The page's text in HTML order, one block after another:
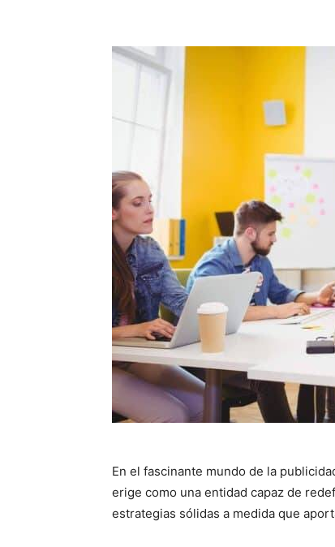
En el fascinante mundo de la
erige como una entidad capaz de
estrategias sólidas a medida que